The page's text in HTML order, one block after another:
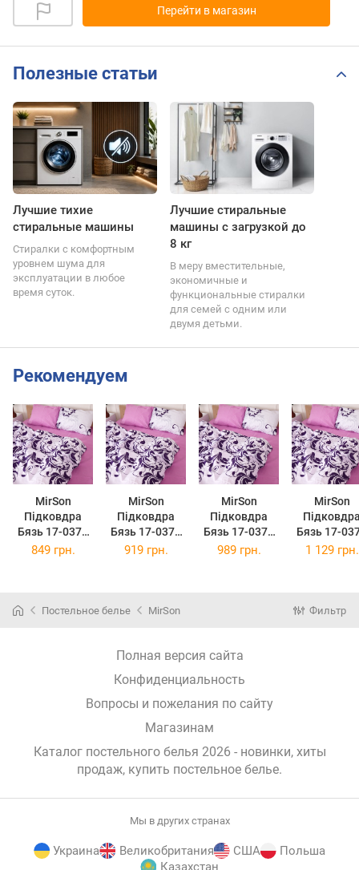
Перейти в магазин
Полезные статьи
Лучшие тихие
стиральные машины
Стиралки с комфортным
уровнем шума для
эксплуатации в любое
время суток.
Лучшие стиральные
машины с загрузкой до
8 кг
В меру вместительные,
экономичные и
функциональные стиралки
для семей с одним или
двумя детьми.
Рекомендуем
MirSon
Підковдра
Бязь 17-0378
Toulouse 143 x
MirSon
Підковдра
Бязь 17-0378
Toulouse 160 x
MirSon
Підковдра
Бязь 17-0378
Toulouse 175 x
MirSon
Бязь 17-
Toulouse
849 грн. 919 грн. 989 грн. 1 129 грн.
Постельное белье MirSon Фильтр
Полная версия сайта
Конфиденциальность
Вопросы и пожелания по сайту
Магазинам
Каталог постельного белья 2026 - новинки, хиты
продаж, купить постельное белье.
Мы в других странах
Украина Великобритания США
Польша
Казахстан